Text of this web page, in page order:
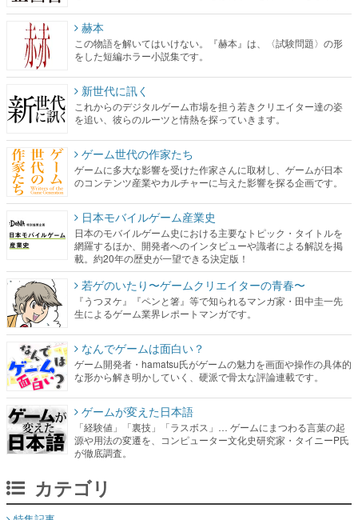
赫本
この物語を解いてはいけない。『赫本』は、〈試験問題〉の形
をした短編ホラー小説集です。
新世代に訊く
これからのデジタルゲーム市場を担う若きクリエイター達の姿
を追い、彼らのルーツと情熱を探っていきます。
ゲーム世代の作家たち
ゲームに多大な影響を受けた作家さんに取材し、ゲームが日本
のコンテンツ産業やカルチャーに与えた影響を探る企画です。
日本モバイルゲーム産業史
日本のモバイルゲーム史における主要なトピック・タイトルを
網羅するほか、開発者へのインタビューや識者による解説を掲
載。約20年の歴史が一望できる決定版！
若ゲのいたり〜ゲームクリエイターの青春〜
『うつヌケ』『ペンと箸』等で知られるマンガ家・田中圭一先
生によるゲーム業界レポートマンガです。
なんでゲームは面白い？
ゲーム開発者・hamatsu氏がゲームの魅力を画面や操作の具体的
な形から解き明かしていく、硬派で骨太な評論連載です。
ゲームが変えた日本語
「経験値」「裏技」「ラスボス」… ゲームにまつわる言葉の起
源や用法の変遷を、コンピューター文化史研究家・タイニーP氏
が徹底調査。
カテゴリ